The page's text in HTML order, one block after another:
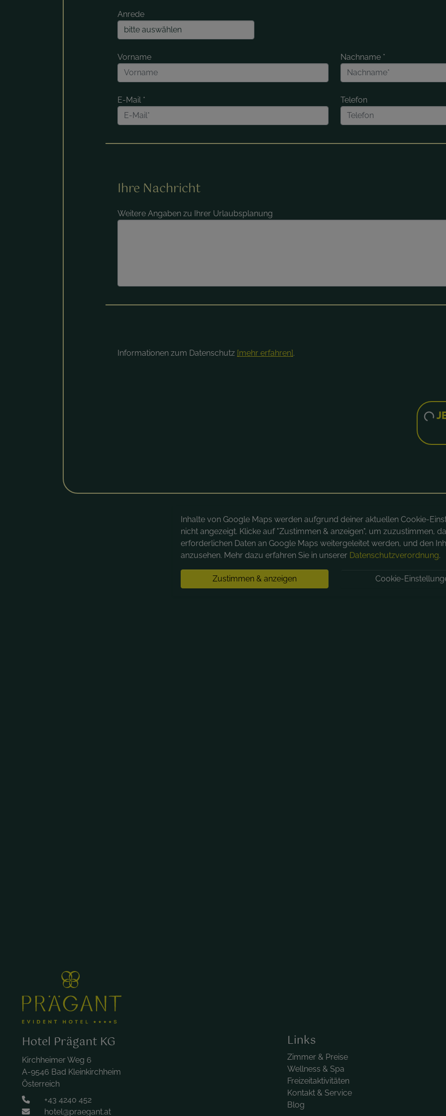
Anrede
Vorname Nachname *
E-Mail * Telefon
Ihre Nachricht
Weitere Angaben zu Ihrer Urlaubsplanung
Informationen zum Datenschutz [mehr erfahren].
JETZT UNVERBINDLICH
Inhalte von Google Maps werden aufgrund deiner aktuellen Cookie-
nicht angezeigt. Klicke auf "Zustimmen & anzeigen", um zuzustimmen,
erforderlichen Daten an Google Maps weitergeleitet werden, und den
anzusehen. Mehr dazu erfahren Sie in unserer Datenschutzverordnung.
Zustimmen & anzeigen Cookie-
Hotel Prägant KG
Kirchheimer Weg 6
A-9546 Bad Kleinkirchheim
Österreich
+43 4240 452
hotel@praegant.at
Links
Zimmer & Preise
Wellness & Spa
Freizeitaktivitäten
Kontakt & Service
Blog